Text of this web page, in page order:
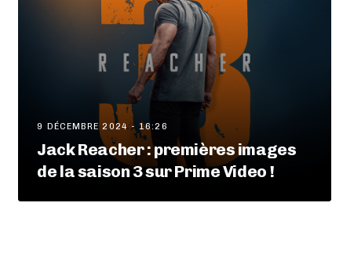
9 DÉCEMBRE 2024 - 16:26
Jack Reacher : premières images
de la saison 3 sur Prime Video !